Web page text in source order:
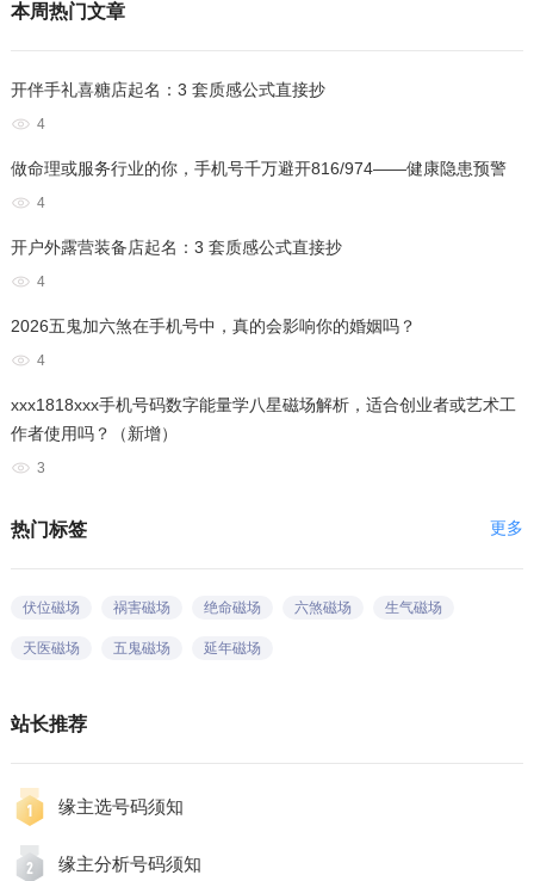
本周热门文章
开伴手礼喜糖店起名：3 套质感公式直接抄
4
做命理或服务行业的你，手机号千万避开816/974——健康隐患预警
4
开户外露营装备店起名：3 套质感公式直接抄
4
2026五鬼加六煞在手机号中，真的会影响你的婚姻吗？
4
xxx1818xxx手机号码数字能量学八星磁场解析，适合创业者或艺术工
作者使用吗？（新增）
3
更多
热门标签
伏位磁场 祸害磁场 绝命磁场 六煞磁场 生气磁场
天医磁场 五鬼磁场 延年磁场
站长推荐
缘主选号码须知
缘主分析号码须知